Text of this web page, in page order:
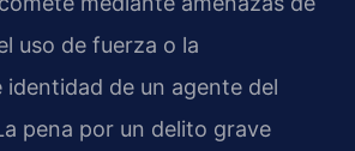
uso de fuerza o la
identidad de un agente del
pena por un delito grave